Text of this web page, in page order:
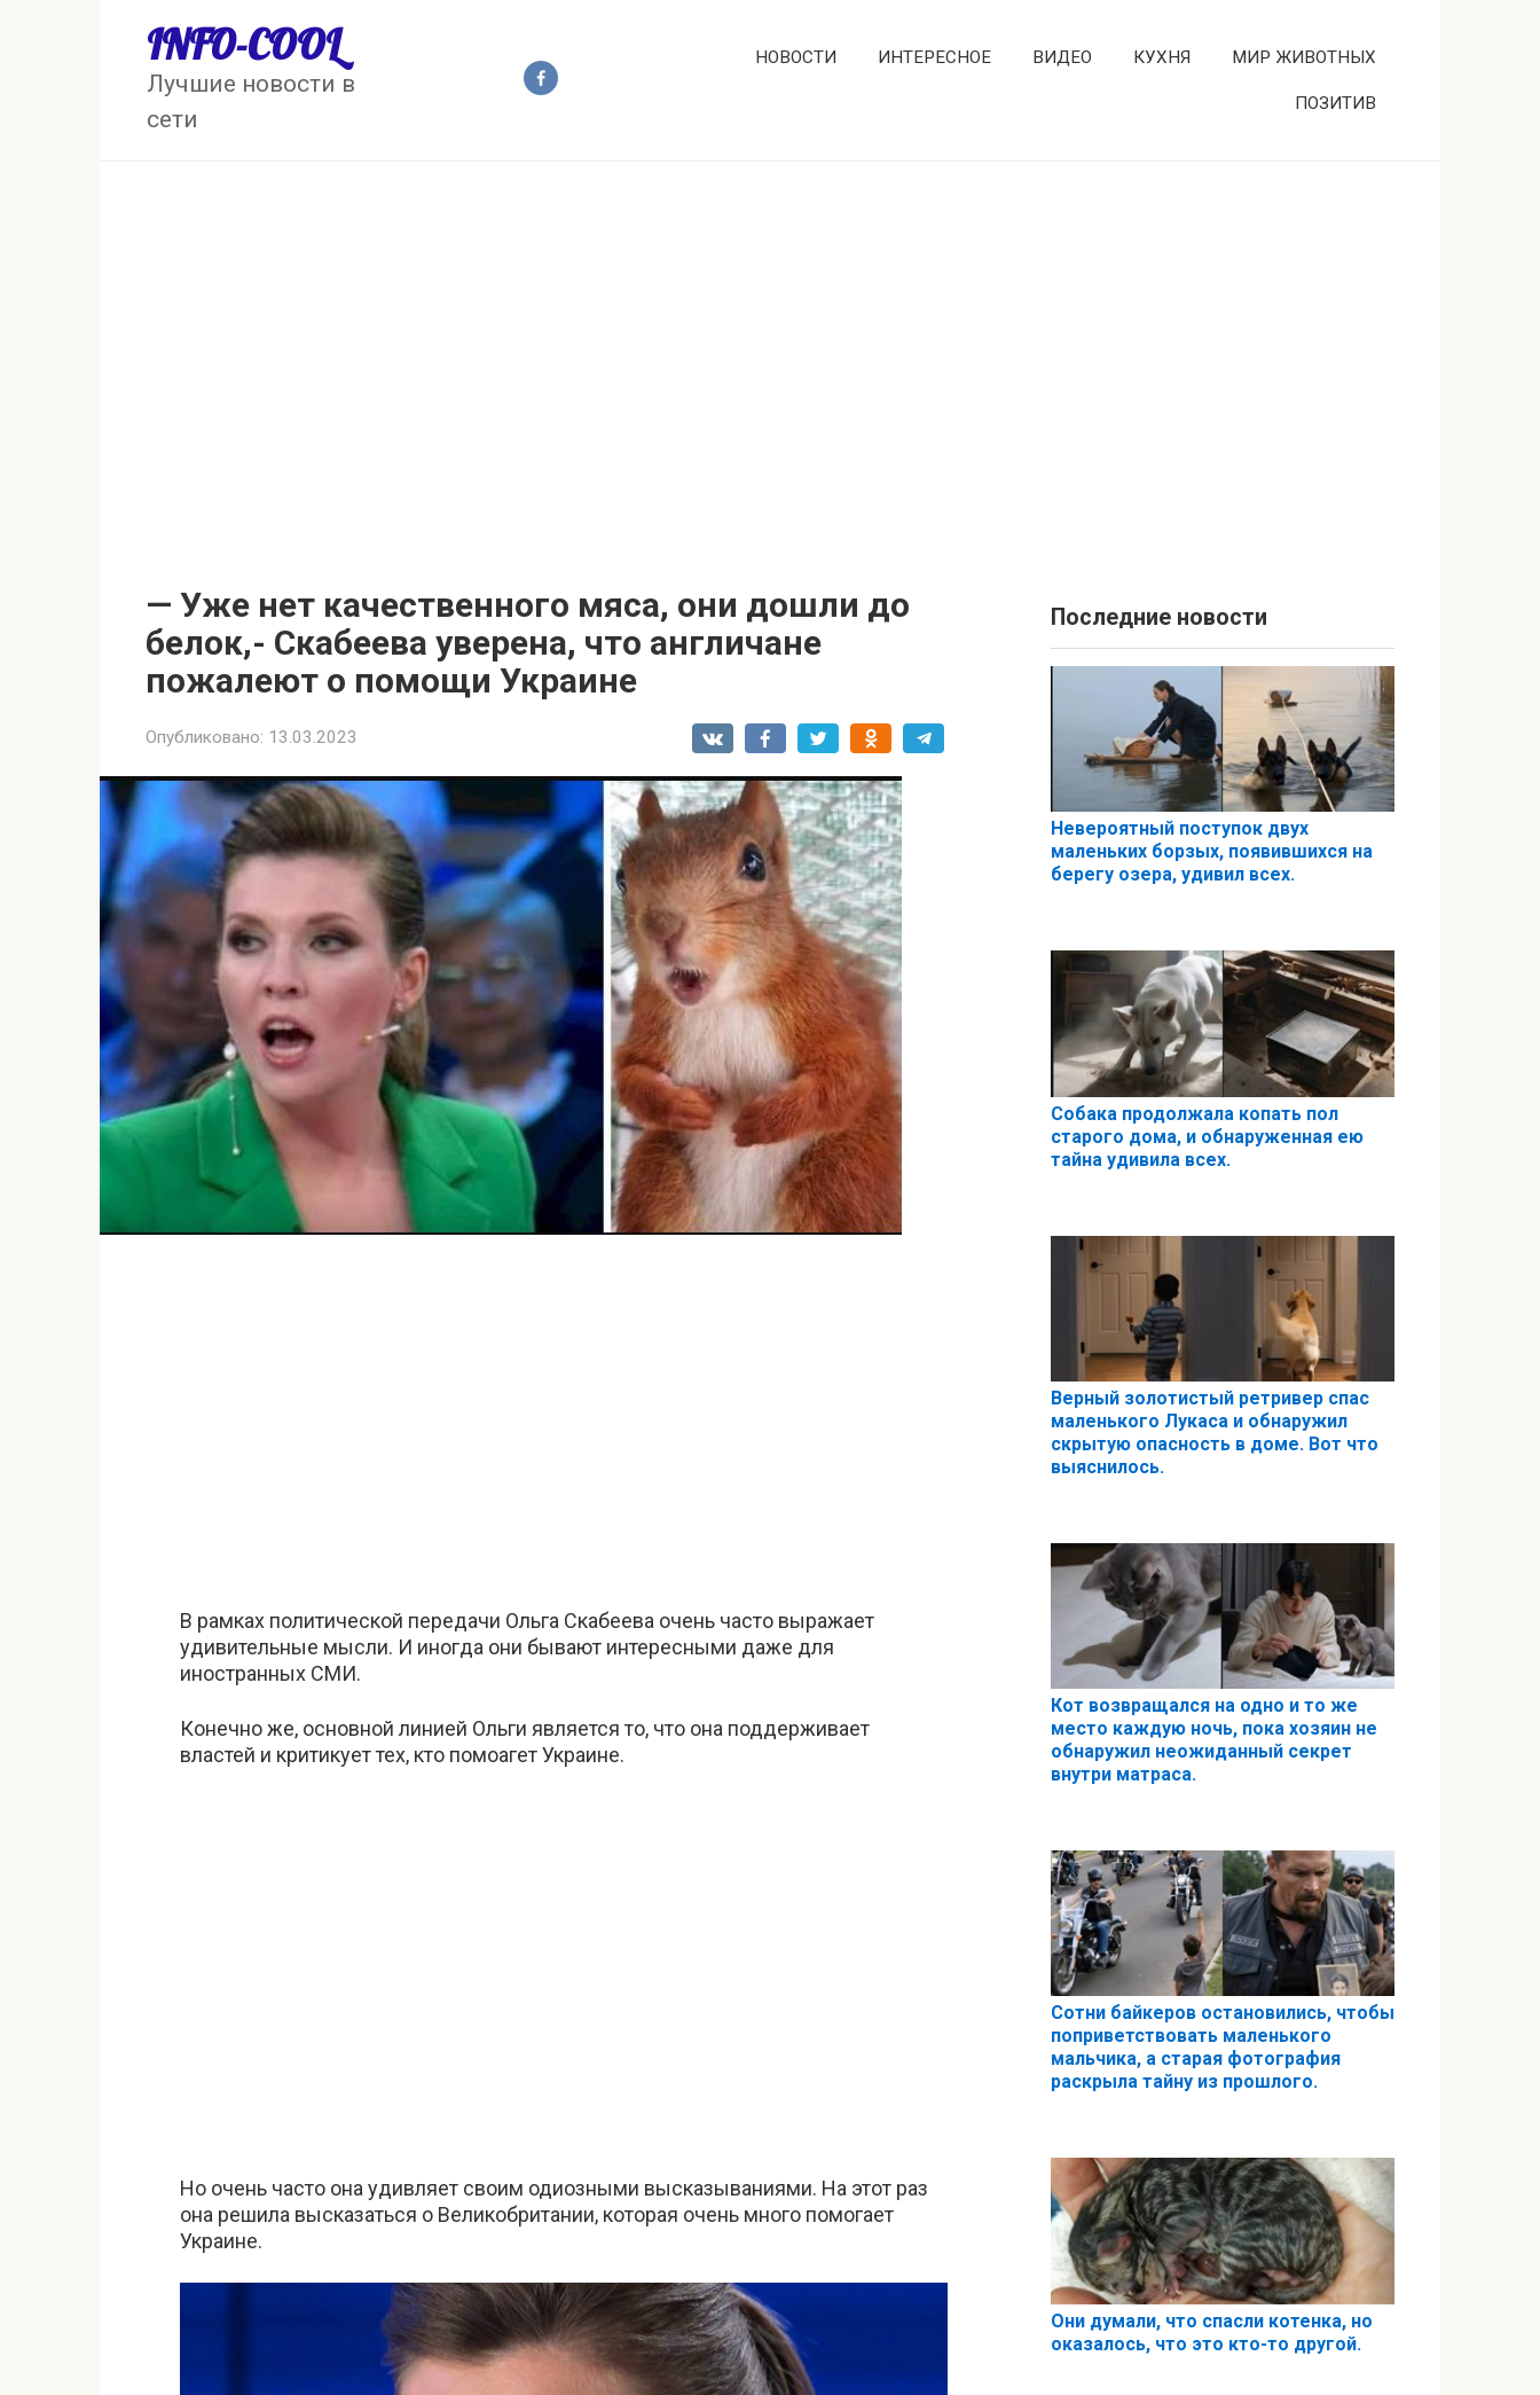
INFO-COOL
Лучшие новости в
сети
НОВОСТИ ИНТЕРЕСНОЕ ВИДЕО КУХНЯ МИР ЖИВОТНЫХ
ПОЗИТИВ
— Уже нет качественного мяса, они дошли до
белок,- Скабеева уверена, что англичане
пожалеют о помощи Украине
Опубликовано: 13.03.2023
В рамках политической передачи Ольга Скабеева очень часто выражает
удивительные мысли. И иногда они бывают интересными даже для
иностранных СМИ.
Конечно же, основной линией Ольги является то, что она поддерживает
властей и критикует тех, кто помоагет Украине.
Но очень часто она удивляет своим одиозными высказываниями. На этот раз
она решила высказаться о Великобритании, которая очень много помогает
Украине.
Последние новости
Невероятный поступок двух
маленьких борзых, появившихся на
берегу озера, удивил всех.
Собака продолжала копать пол
старого дома, и обнаруженная ею
тайна удивила всех.
Верный золотистый ретривер спас
маленького Лукаса и обнаружил
скрытую опасность в доме. Вот что
выяснилось.
Кот возвращался на одно и то же
место каждую ночь, пока хозяин не
обнаружил неожиданный секрет
внутри матраса.
Сотни байкеров остановились, чтобы
поприветствовать маленького
мальчика, а старая фотография
раскрыла тайну из прошлого.
Они думали, что спасли котенка, но
оказалось, что это кто-то другой.